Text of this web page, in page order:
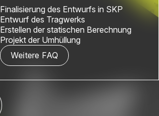
Finalisierung des Entwurfs in SKP
Entwurf des Tragwerks
Erstellen der statischen Berechnung
Projekt der Umhüllung
Weitere FAQ